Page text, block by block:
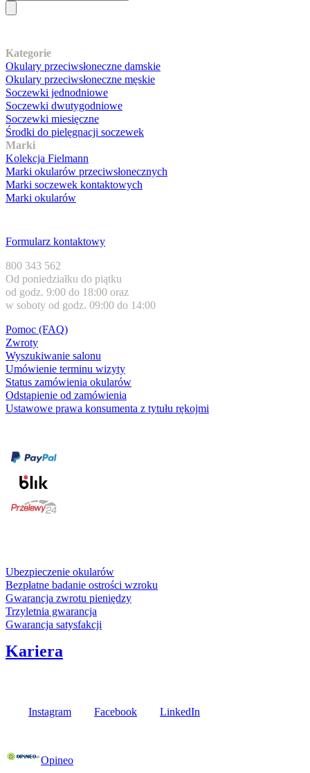
Kategorie
Okulary przeciwsłoneczne damskie
Okulary przeciwsłoneczne męskie
Soczewki jednodniowe
Soczewki dwutygodniowe
Soczewki miesięczne
Środki do pielęgnacji soczewek
Marki
Kolekcja Fielmann
Marki okularów przeciwsłonecznych
Marki soczewek kontaktowych
Marki okularów
Formularz kontaktowy
800 343 562
Od poniedziałku do piątku
od godz. 9:00 do 18:00 oraz
w soboty od godz. 09:00 do 14:00
Pomoc (FAQ)
Zwroty
Wyszukiwanie salonu
Umówienie terminu wizyty
Status zamówienia okularów
Odstąpienie od zamówienia
Ustawowe prawa konsumenta z tytułu rękojmi
Ubezpieczenie okularów
Bezpłatne badanie ostrości wzroku
Gwarancja zwrotu pieniędzy
Trzyletnia gwarancja
Gwarancja satysfakcji
Kariera
Instagram Facebook LinkedIn
Opineo